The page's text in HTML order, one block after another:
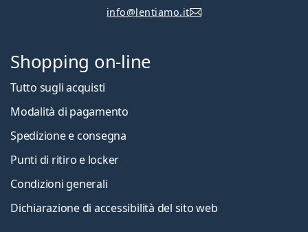
info@lentiamo.it
Shopping on-line
Tutto sugli acquisti
Modalità di pagamento
Spedizione e consegna
Punti di ritiro e locker
Condizioni generali
Dichiarazione di accessibilità del sito web